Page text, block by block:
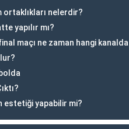
ortaklıkları nelerdir?
yapılır mı?
maçı ne zaman hangi kanalda
estetiği yapabilir mi?